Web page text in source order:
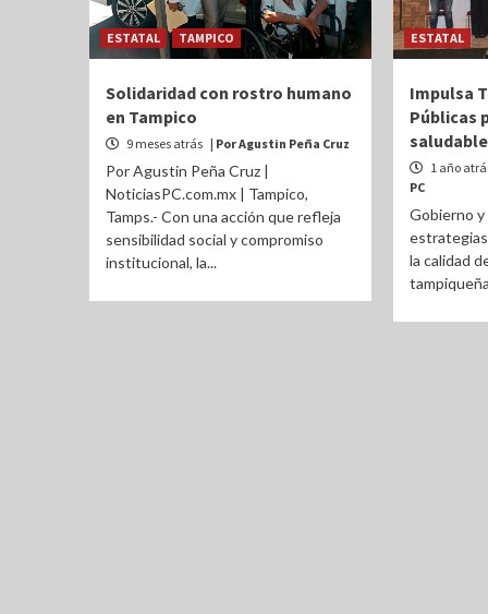
ESTATAL TAMPICO
Solidaridad con rostro humano
en Tampico
9 meses atrás | Por Agustin Peña Cruz
Por Agustin Peña Cruz |
NoticiasPC.com.mx | Tampico,
Tamps.- Con una acción que refleja
sensibilidad social y compromiso
institucional, la...
ESTATAL
Impulsa
Públicas
saludable
1 año
PC
Gobierno y
la calidad